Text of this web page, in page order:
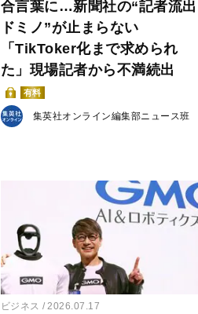
合言葉に…新聞社の“記者流出
ドミノ”が止まらない
「TikToker化まで求められ
た」現場記者から不満続出
有料
集英社オンライン編集部ニュース班
ビジネス 2026.07.17